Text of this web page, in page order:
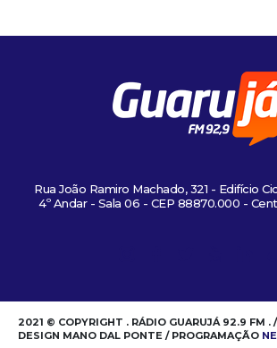
Rua João Ramiro Machado, 321 - Edifício
4º Andar - Sala 06 - CEP 88870.000 -
2021 © COPYRIGHT . RÁDIO GUARUJÁ 92.9 FM .
DESIGN MANO DAL PONTE / PROGRAMAÇÃO